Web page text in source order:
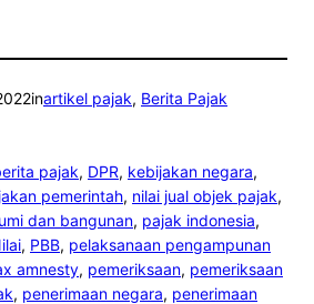
inartikel pajak, Berita Pajak
pajak, DPR, kebijakan negara
pemerintah, nilai jual objek pajak
dan bangunan, pajak indonesia
, PBB, pelaksanaan pengampunan
amnesty, pemeriksaan, pemeriksaan
, penerimaan negara, penerimaan